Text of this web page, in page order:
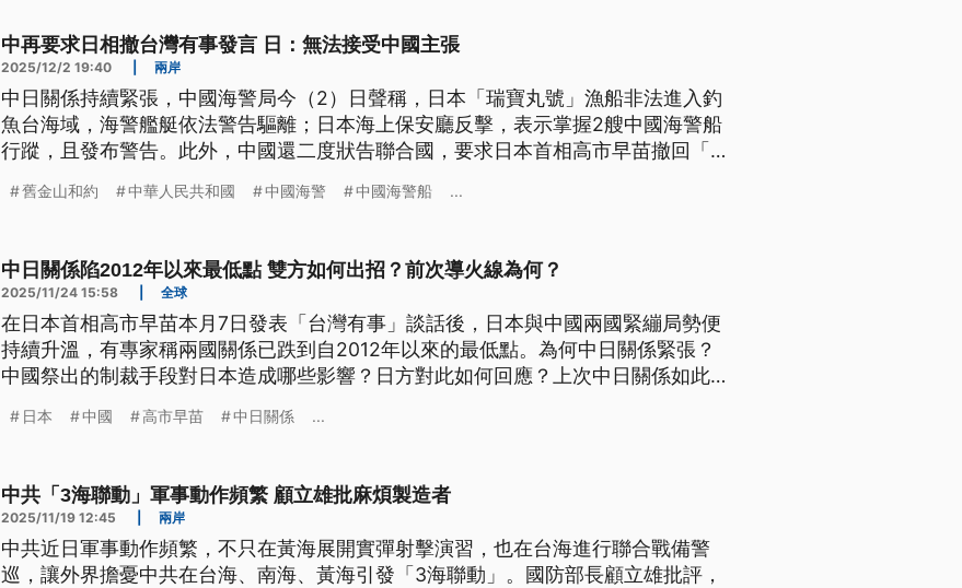
中再要求日相撤台灣有事發言 日：無法接受中國主張
2025/12/2 19:40 兩岸
中日關係持續緊張，中國海警局今（2）日聲稱，日本「瑞寶丸號」漁船非法進入釣
魚台海域，海警艦艇依法警告驅離；日本海上保安廳反擊，表示掌握2艘中國海警船
行蹤，且發布警告。此外，中國還二度狀告聯合國，要求日本首相高市早苗撤回「台
舊金山和約 中華人民共和國 中國海警 中國海警船 ...
中日關係陷2012年以來最低點 雙方如何出招？前次導火線為何？
2025/11/24 15:58 全球
在日本首相高市早苗本月7日發表「台灣有事」談話後，日本與中國兩國緊繃局勢便
持續升溫，有專家稱兩國關係已跌到自2012年以來的最低點。為何中日關係緊張？
中國祭出的制裁手段對日本造成哪些影響？日方對此如何回應？上次中日關係如此緊
日本 中國 高市早苗 中日關係 ...
中共「3海聯動」軍事動作頻繁 顧立雄批麻煩製造者
2025/11/19 12:45 兩岸
中共近日軍事動作頻繁，不只在黃海展開實彈射擊演習，也在台海進行聯合戰備警
巡，讓外界擔憂中共在台海、南海、黃海引發「3海聯動」。國防部長顧立雄批評，